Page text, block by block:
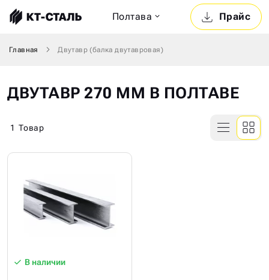
Прайс
Полтава
Главная Двутавр (балка двутавровая)
ДВУТАВР 270 ММ В ПОЛТАВЕ
1 Товар
В наличии